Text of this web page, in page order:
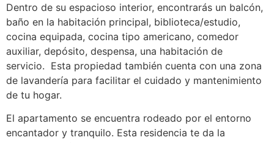
Dentro de su espacioso interior, encontrarás un balcón,
baño en la habitación principal, biblioteca/estudio,
cocina equipada, cocina tipo americano, comedor
auxiliar, depósito, despensa, una habitación de
servicio. Esta propiedad también cuenta con una zona
de lavandería para facilitar el cuidado y mantenimiento
de tu hogar.
El apartamento se encuentra rodeado por el entorno
encantador y tranquilo. Esta residencia te da la